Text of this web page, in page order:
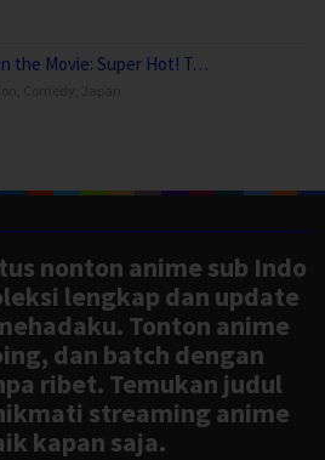
the Movie: Super Hot! T…
nonton anime sub Indo
lengkap dan update
Tonton anime
dan batch dengan
ribet. Temukan judul
streaming anime
kapan saja.